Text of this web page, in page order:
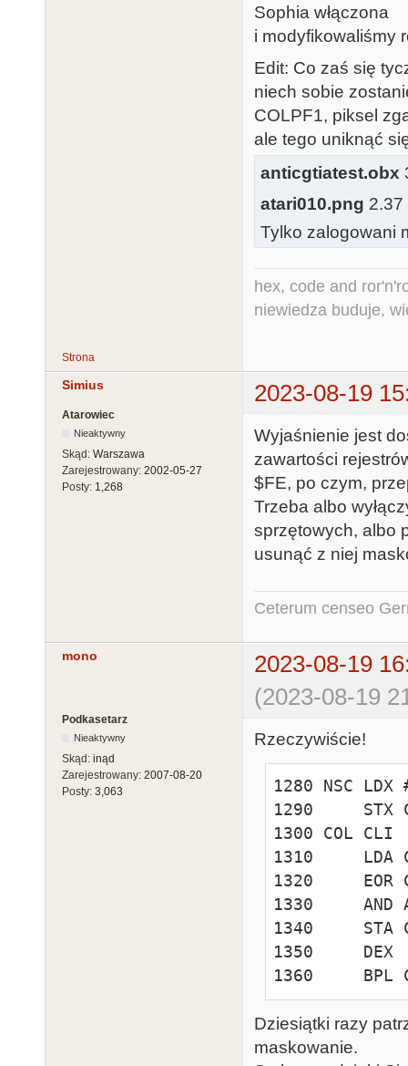
Sophia włączona
i modyfikowaliśmy
Edit: Co zaś się
niech sobie
COLPF1, piksel
ale tego uniknąć
anticgtiatest.obx
atari010.png 2.37
Tylko zalogowani
hex, code and
niewiedza buduje,
Strona
Simius 2023-08-19
Atarowiec
Nieaktywny
Skąd: Warszawa
Zarejestrowany: 2002-05-27
Posty: 1,268
Wyjaśnienie jest
zawartości
$FE, po czym,
Trzeba albo
sprzętowych, albo
usunąć z niej
Ceterum censeo
mono
2023-08-19
(2023-08-19
Podkasetarz
Nieaktywny
Skąd: inąd
Zarejestrowany: 2007-08-20
Posty: 3,063
Rzeczywiście!
1280 NSC LDX
1290     STX
1300 COL CLI
1310     LDA
1320     EOR
1330     AND
1340     STA
1350     DEX
1360     BPL
Dziesiątki razy
maskowanie.